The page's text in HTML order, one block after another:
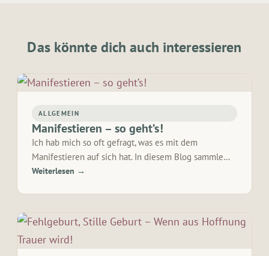
Das könnte dich auch interessieren
ALLGEMEIN
Manifestieren – so geht’s!
Ich hab mich so oft gefragt, was es mit dem
Manifestieren auf sich hat. In diesem Blog sammle…
Weiterlesen →